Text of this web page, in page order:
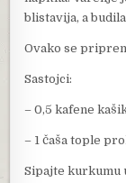
blistavija, a
Ovako se
Sastojci:
– 0,5 kafene
– 1 čaša tople
Sipajte kurkumu